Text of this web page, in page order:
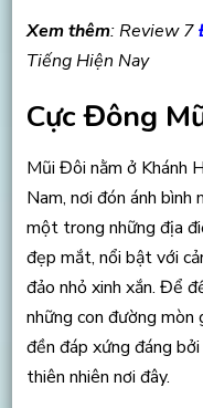
Xem thêm: Review 7
Tiếng Hiện Nay
Cực Đông
Mũi Đôi nằm ở Khánh
Nam, nơi đón ánh
một trong những địa
đẹp mắt, nổi bật với
đảo nhỏ xinh xắn. Để
những con đường mòn
đền đáp xứng đáng
thiên nhiên nơi đây.